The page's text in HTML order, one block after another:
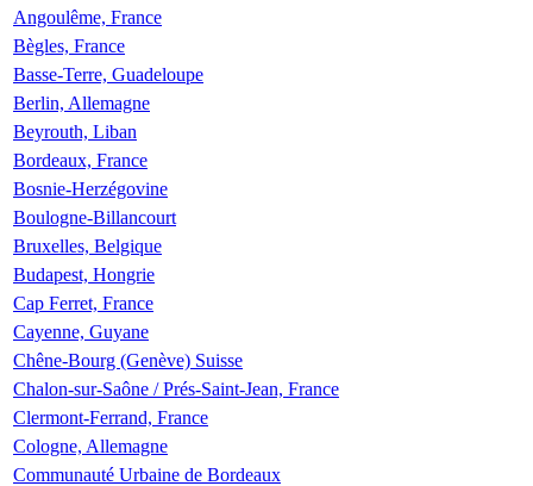
Angoulême, France
Bègles, France
Basse-Terre, Guadeloupe
Berlin, Allemagne
Beyrouth, Liban
Bordeaux, France
Bosnie-Herzégovine
Boulogne-Billancourt
Bruxelles, Belgique
Budapest, Hongrie
Cap Ferret, France
Cayenne, Guyane
Chêne-Bourg (Genève) Suisse
Chalon-sur-Saône / Prés-Saint-Jean, France
Clermont-Ferrand, France
Cologne, Allemagne
Communauté Urbaine de Bordeaux